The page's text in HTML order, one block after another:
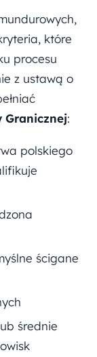
które
procesu
z ustawą o
Granicznej:
polskiego
ścigane
średnie